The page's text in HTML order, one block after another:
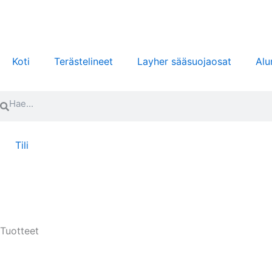
Koti Terästelineet Layher sääsuojaosat
Search
Tili
Tuotteet